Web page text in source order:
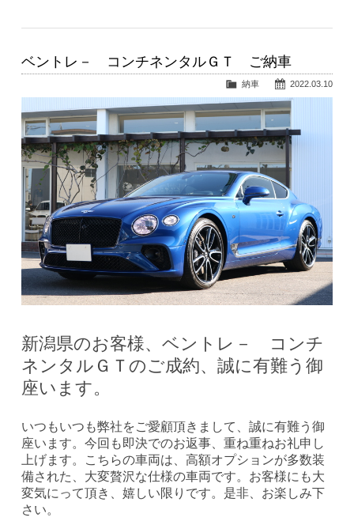
ベントレ－ コンチネンタルＧＴ ご納車
2022.03.10
納車
新潟県のお客様、ベントレ－ コンチ
ネンタルＧＴのご成約、誠に有難う御
座います。
いつもいつも弊社をご愛顧頂きまして、誠に有難う御
座います。今回も即決でのお返事、重ね重ねお礼申し
上げます。こちらの車両は、高額オプションが多数装
備された、大変贅沢な仕様の車両です。お客様にも大
変気にって頂き、嬉しい限りです。是非、お楽しみ下
さい。